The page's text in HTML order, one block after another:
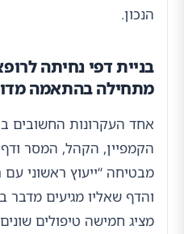
הנכון.
בניית דפי נחיתה
מתחילה בהתאמה
אחד העקרונות החשובים
הקמפיין, הקהל, המסר
מבטיחה “ייעוץ ראשוני
והדף שאליו מגיעים מדבר
מציג חמישה טיפולים